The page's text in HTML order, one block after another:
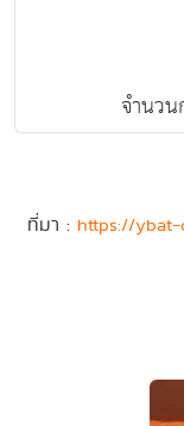
จำนว
ที่มา : https://ybat-